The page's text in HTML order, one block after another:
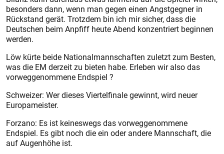
besonders dann, wenn man gegen einen Angstgegner in
Rückstand gerät. Trotzdem bin ich mir sicher, dass die
Deutschen beim Anpfiff heute Abend konzentriert beginnen
werden.
Löw kürte beide Nationalmannschaften zuletzt zum Besten,
was die EM derzeit zu bieten habe. Erleben wir also das
vorweggenommene Endspiel ?
Schweizer: Wer dieses Viertelfinale gewinnt, wird neuer
Europameister.
Forzano: Es ist keineswegs das vorweggenommene
Endspiel. Es gibt noch die ein oder andere Mannschaft, die
auf Augenhöhe ist.